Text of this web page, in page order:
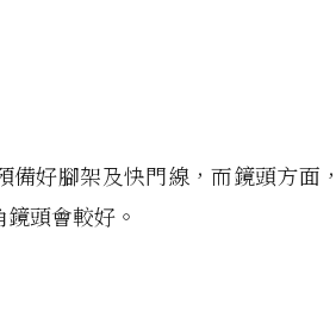
備好腳架及快門線，而鏡頭方面
頭會較好。